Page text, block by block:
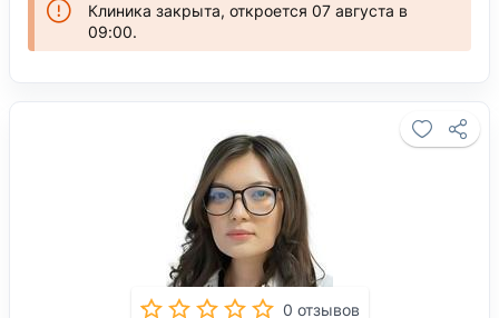
Клиника закрыта, откроется 07 августа в
09:00.
0 отзывов